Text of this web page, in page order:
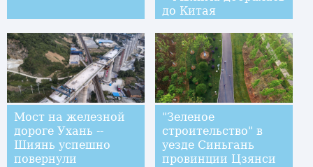
до Китая
Мост на железной
дороге Ухань --
Шиянь успешно
повернули
"Зеленое
строительство" в
уезде Синьгань
провинции Цзянси